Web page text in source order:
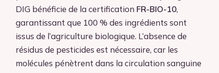
DIG bénéficie de la certification FR-BIO-10,
garantissant que 100 % des ingrédients sont
issus de l’agriculture biologique. L’absence de
résidus de pesticides est nécessaire, car les
molécules pénètrent dans la circulation sanguine